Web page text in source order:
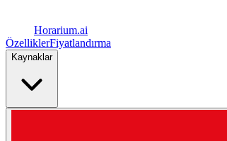
Horarium.ai
ÖzelliklerFiyatlandırma
Kaynaklar